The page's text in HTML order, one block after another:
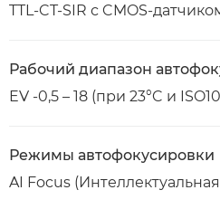
TTL-CT-SIR с CMOS-
Рабочий диапазон
EV -0,5 – 18 (при 23°C и
Режимы автофокусировки
AI Focus